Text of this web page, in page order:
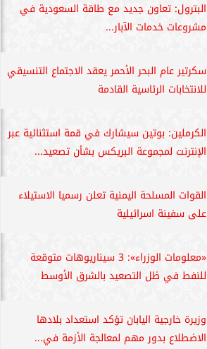
البترول: تعاون جديد مع طاقة السعودية في
مشروعات خدمات الآبار...
سكرتير عام البحر الأحمر يعقد الاجتماع التنسيقي
للانتخابات الرئاسية القادمة
الكرملين: بوتين سيشارك في قمة استثنائية عبر
الإنترنت لمجموعة البريكس بشأن تصعيد...
القوات المسلحة اليمنية تعلن رسميا الاستيلاء
على سفينة اسرائيلية
«معلومات الوزراء»: 3 سيناريوهات متوقعة
للنفط في ظل التصعيد بالشرق الأوسط
وزيرة خارجية اليابان تؤكد استعداد بلادها
الاضطلاع بدور مهم لمعالجة الأزمة في...